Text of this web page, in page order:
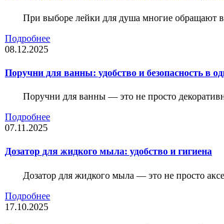
При выборе лейки для душа многие обращают
Подробнее
08.12.2025
Поручни для ванны: удобство и безопасность в
Поручни для ванны — это не просто
Подробнее
07.11.2025
Дозатор для жидкого мыла: удобство и гигиена
Дозатор для жидкого мыла — это не просто
Подробнее
17.10.2025